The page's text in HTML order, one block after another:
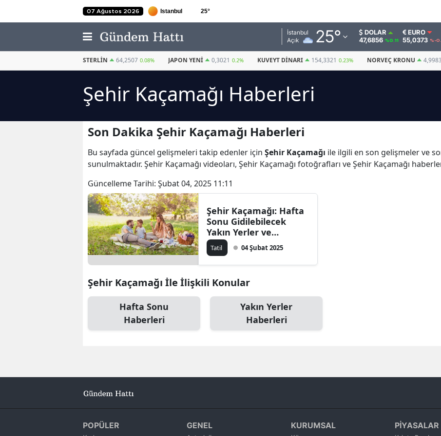
07 Ağustos 2026 25°
İstanbul
Açık
25°
Adana
Adıyaman
Afyonkarahisar
Ağrı
Ankara
Antalya
Artvin
Balıkesir
Bitlis
Denizli
Diyarbakır
DOLAR
47,6856 %0.11
EURO
55,0373 %-
STERLIN 64,2507 0.08% JAPON YENI 0,3021 0.2% KUVEYT DINARI 154,3321 0.23% NORVEÇ KRONU 4,9983
Şehir Kaçamağı Haberleri
Son Dakika Şehir Kaçamağı Haberleri
Bu sayfada güncel gelişmeleri takip edenler için Şehir Kaçamağı ile ilgili en son gelişmeler ve
sunulmaktadır. Şehir Kaçamağı videoları, Şehir Kaçamağı fotoğrafları ve Şehir Kaçamağı
Güncelleme Tarihi: Şubat 04, 2025 11:11
Şehir Kaçamağı: Hafta
Sonu Gidilebilecek
Yakın Yerler ve
Aktiviteler
Tatil 04 Şubat 2025
Şehir Kaçamağı İle İlişkili Konular
Hafta Sonu
Haberleri
Yakın Yerler
Haberleri
POPÜLER GENEL KURUMSAL PİYASALAR